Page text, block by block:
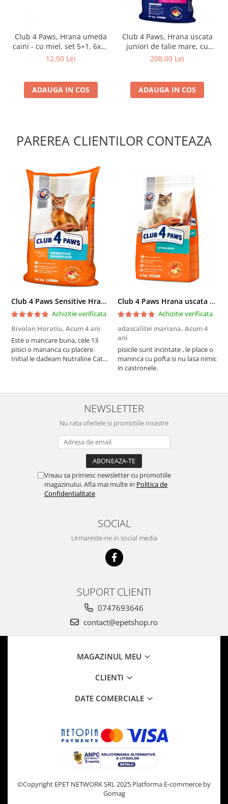
Club 4 Paws, Hrana umeda
caini - cu miel, set 5+1, 6x80
g
12,50 Lei
ADAUGA IN COS
Club 4 Paws, Hrana uscata
juniori de talie mare, cu
pui, 14kg
208,00 Lei
ADAUGA IN COS
PAREREA CLIENTILOR CONTEAZA
Club 4 Paws Sensitive Hrana uscata pisici adulte, 14kg
Achizitie verificata
Bivolan Horatiu, Acum 4 ani
Este o mancare buna, cele 13
pisici o mananca cu placere.
Initial le dadeam Nutraline Cat
nu o mananca cu placere. Eu
sunt multumit si voi continua cu
Club 4 Paws Hrana uscata pisici sterilizate, 2kg
Achizitie verificata
adascalitei mariana, Acum 4
ani
pisicile sunt incintate , le place o
maninca cu pofta si nu lasa nimic
in castronele.
NEWSLETTER
Nu rata ofertele si promotiile noastre
Vreau sa primesc newsletter cu promotiile
magazinului. Afla mai multe in Politica de
Confidentialitate
SOCIAL
Urmareste-ne in social media
SUPORT CLIENTI
0747693646
contact@epetshop.ro
MAGAZINUL MEU
CLIENTI
DATE COMERCIALE
©Copyright EPET NETWORK SRL 2025 Platforma E-commerce by
Gomag